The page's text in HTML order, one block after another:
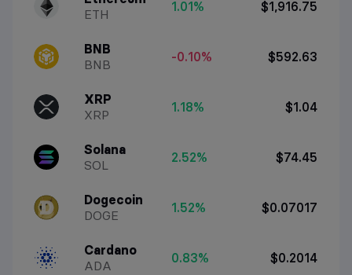
ETH
1.01% $1,916.75
BNB
BNB
-0.10% $592.63
XRP
XRP
1.18% $1.04
Solana
SOL
2.52% $74.45
Dogecoin
DOGE
1.52% $0.07017
Cardano
ADA
0.83% $0.2014